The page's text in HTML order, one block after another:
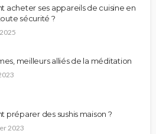
acheter ses appareils de cuisine en
sécurité ?
meilleurs alliés de la méditation
préparer des sushis maison ?
2023